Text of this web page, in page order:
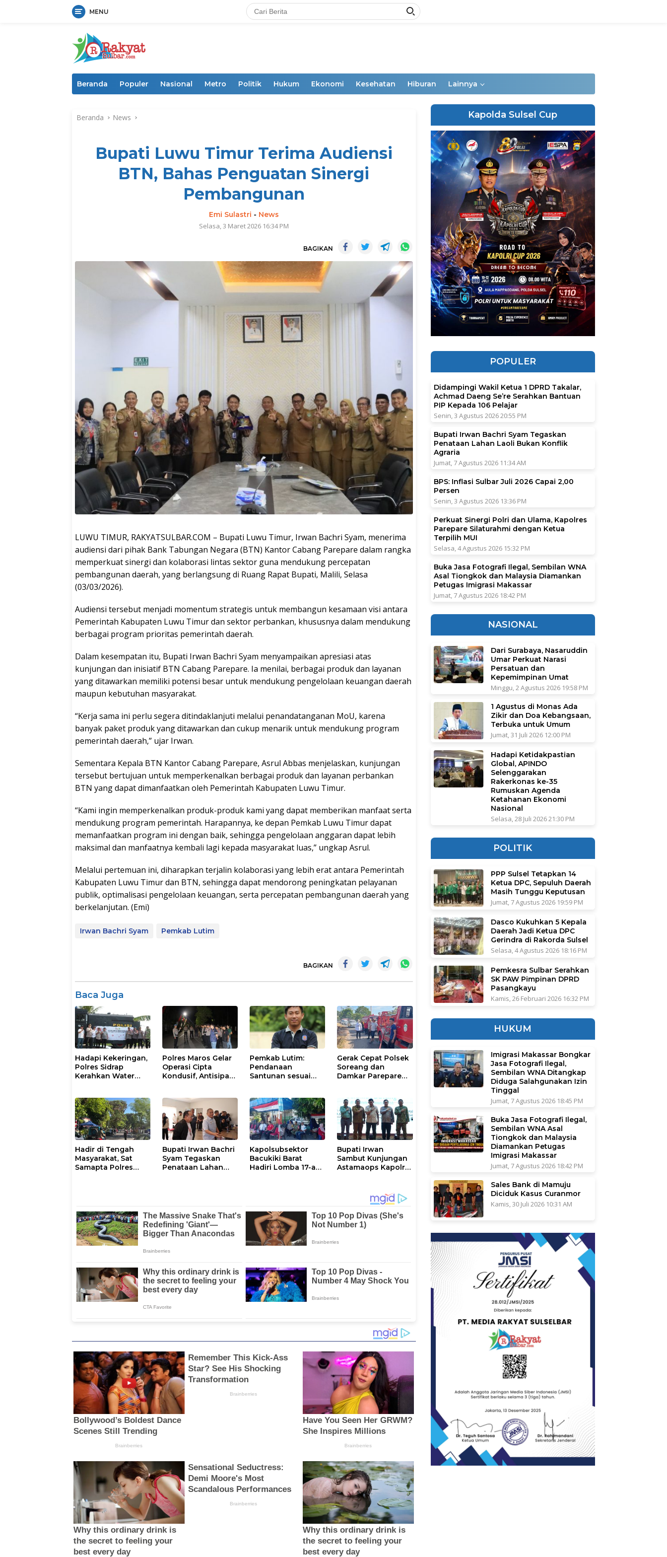
MENU
Beranda Populer Nasional Metro Politik Hukum Ekonomi Kesehatan Hiburan Lainnya
Beranda News
Bupati Luwu Timur Terima Audiensi
BTN, Bahas Penguatan Sinergi
Pembangunan
Emi Sulastri - News
Selasa, 3 Maret 2026 16:34 PM
BAGIKAN
LUWU TIMUR, RAKYATSULBAR.COM – Bupati Luwu Timur, Irwan Bachri Syam, menerima
audiensi dari pihak Bank Tabungan Negara (BTN) Kantor Cabang Parepare dalam rangka
memperkuat sinergi dan kolaborasi lintas sektor guna mendukung percepatan
pembangunan daerah, yang berlangsung di Ruang Rapat Bupati, Malili, Selasa
(03/03/2026).
Audiensi tersebut menjadi momentum strategis untuk membangun kesamaan visi antara
Pemerintah Kabupaten Luwu Timur dan sektor perbankan, khususnya dalam mendukung
berbagai program prioritas pemerintah daerah.
Dalam kesempatan itu, Bupati Irwan Bachri Syam menyampaikan apresiasi atas
kunjungan dan inisiatif BTN Cabang Parepare. Ia menilai, berbagai produk dan layanan
yang ditawarkan memiliki potensi besar untuk mendukung pengelolaan keuangan daerah
maupun kebutuhan masyarakat.
“Kerja sama ini perlu segera ditindaklanjuti melalui penandatanganan MoU, karena
banyak paket produk yang ditawarkan dan cukup menarik untuk mendukung program
pemerintah daerah,” ujar Irwan.
Sementara Kepala BTN Kantor Cabang Parepare, Asrul Abbas menjelaskan, kunjungan
tersebut bertujuan untuk memperkenalkan berbagai produk dan layanan perbankan
BTN yang dapat dimanfaatkan oleh Pemerintah Kabupaten Luwu Timur.
“Kami ingin memperkenalkan produk-produk kami yang dapat memberikan manfaat serta
mendukung program pemerintah. Harapannya, ke depan Pemkab Luwu Timur dapat
memanfaatkan program ini dengan baik, sehingga pengelolaan anggaran dapat lebih
maksimal dan manfaatnya kembali lagi kepada masyarakat luas,” ungkap Asrul.
Melalui pertemuan ini, diharapkan terjalin kolaborasi yang lebih erat antara Pemerintah
Kabupaten Luwu Timur dan BTN, sehingga dapat mendorong peningkatan pelayanan
publik, optimalisasi pengelolaan keuangan, serta percepatan pembangunan daerah yang
berkelanjutan. (Emi)
Irwan Bachri Syam Pemkab Lutim
BAGIKAN
Baca Juga
Hadapi Kekeringan,
Polres Sidrap
Kerahkan Water
Polres Maros Gelar
Operasi Cipta
Kondusif, Antisipasi
Masyarakat
Pemkab Lutim:
Pendanaan
Santunan sesuai
Gerak Cepat Polsek
Soreang dan
Damkar Parepare
Hadir di Tengah
Masyarakat, Sat
Samapta Polres
Bupati Irwan Bachri
Syam Tegaskan
Penataan Lahan
Kapolsubsektor
Bacukiki Barat
Hadiri Lomba 17-an
Bupati Irwan
Sambut Kunjungan
Astamaops Kapolri
Luwu Timur
Kapolda Sulsel Cup
POPULER
Didampingi Wakil Ketua 1 DPRD Takalar,
Achmad Daeng Se’re Serahkan Bantuan
PIP Kepada 106 Pelajar
Senin, 3 Agustus 2026 20:55 PM
Bupati Irwan Bachri Syam Tegaskan
Penataan Lahan Laoli Bukan Konflik
Agraria
Jumat, 7 Agustus 2026 11:34 AM
BPS: Inflasi Sulbar Juli 2026 Capai 2,00
Persen
Senin, 3 Agustus 2026 13:36 PM
Perkuat Sinergi Polri dan Ulama, Kapolres
Parepare Silaturahmi dengan Ketua
Terpilih MUI
Selasa, 4 Agustus 2026 15:32 PM
Buka Jasa Fotografi Ilegal, Sembilan WNA
Asal Tiongkok dan Malaysia Diamankan
Petugas Imigrasi Makassar
Jumat, 7 Agustus 2026 18:42 PM
NASIONAL
Dari Surabaya, Nasaruddin
Umar Perkuat Narasi
Persatuan dan
Kepemimpinan Umat
Minggu, 2 Agustus 2026 19:58 PM
1 Agustus di Monas Ada
Zikir dan Doa Kebangsaan,
Terbuka untuk Umum
Jumat, 31 Juli 2026 12:00 PM
Hadapi Ketidakpastian
Global, APINDO
Selenggarakan
Rakerkonas ke-35
Rumuskan Agenda
Ketahanan Ekonomi
Nasional
Selasa, 28 Juli 2026 21:30 PM
POLITIK
PPP Sulsel Tetapkan 14
Ketua DPC, Sepuluh Daerah
Masih Tunggu Keputusan
Jumat, 7 Agustus 2026 19:59 PM
Dasco Kukuhkan 5 Kepala
Daerah Jadi Ketua DPC
Gerindra di Rakorda Sulsel
Selasa, 4 Agustus 2026 18:16 PM
Pemkesra Sulbar Serahkan
SK PAW Pimpinan DPRD
Pasangkayu
Kamis, 26 Februari 2026 16:32 PM
HUKUM
Imigrasi Makassar Bongkar
Jasa Fotografi Ilegal,
Sembilan WNA Ditangkap
Diduga Salahgunakan Izin
Tinggal
Jumat, 7 Agustus 2026 18:45 PM
Buka Jasa Fotografi Ilegal,
Sembilan WNA Asal
Tiongkok dan Malaysia
Diamankan Petugas
Imigrasi Makassar
Jumat, 7 Agustus 2026 18:42 PM
Sales Bank di Mamuju
Diciduk Kasus Curanmor
Kamis, 30 Juli 2026 10:31 AM